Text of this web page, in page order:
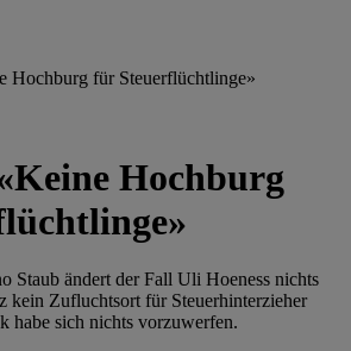
Hochburg für Steuerflüchtlinge»
Hochburg
Staub ändert der Fall Uli Hoeness nichts
kein Zufluchtsort für Steuerhinterzieher
habe sich nichts vorzuwerfen.